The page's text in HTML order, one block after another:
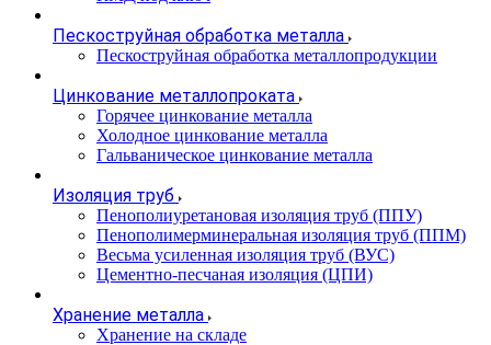
Пескоструйная обработка металла
Пескоструйная обработка металлопродукции
Цинкование металлопроката
Горячее цинкование металла
Холодное цинкование металла
Гальваническое цинкование металла
Изоляция труб
Пенополиуретановая изоляция труб (ППУ)
Пенополимерминеральная изоляция труб (ППМ)
Весьма усиленная изоляция труб (ВУС)
Цементно-песчаная изоляция (ЦПИ)
Хранение металла
Хранение на складе